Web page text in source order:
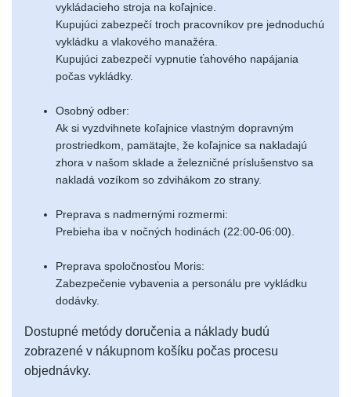
vykládacieho stroja na koľajnice.
Kupujúci zabezpečí troch pracovníkov pre jednoduchú
vykládku a vlakového manažéra.
Kupujúci zabezpečí vypnutie ťahového napájania
počas vykládky.
Osobný odber:
Ak si vyzdvihnete koľajnice vlastným dopravným
prostriedkom, pamätajte, že koľajnice sa nakladajú
zhora v našom sklade a železničné príslušenstvo sa
nakladá vozíkom so zdvihákom zo strany.
Preprava s nadmernými rozmermi:
Prebieha iba v nočných hodinách (22:00-06:00).
Preprava spoločnosťou Moris:
Zabezpečenie vybavenia a personálu pre vykládku
dodávky.
Dostupné metódy doručenia a náklady budú
zobrazené v nákupnom košíku počas procesu
objednávky.